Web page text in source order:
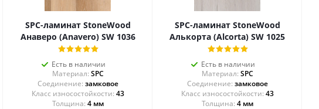
SPC-ламинат StoneWood
Анаверо (Anavero) SW 1036
Есть в наличии
Материал: SPC
Соединение: замковое
43
Толщина: 4 мм
SPC-ламинат StoneWood
Алькорта (Alcorta) SW 1025
Есть в наличии
Материал: SPC
Соединение: замковое
43
Толщина: 4 мм